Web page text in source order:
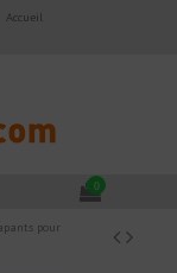
Accueil
0
pour